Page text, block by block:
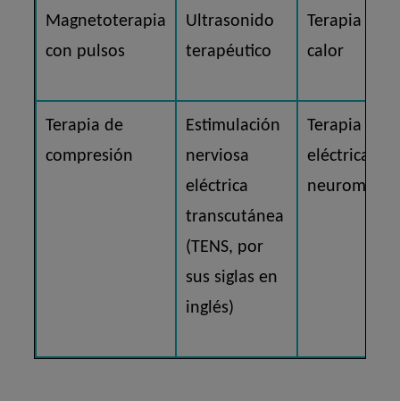
Magnetoterapia
con pulsos
Ultrasonido
terapéutico
Terapia de
calor
Terapia de
compresión
Estimulación
nerviosa
eléctrica
transcutánea
(TENS, por
sus siglas en
inglés)
Terapia
eléctrica